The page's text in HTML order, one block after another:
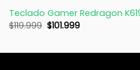
Teclado Gamer Redragon
$119.999 $101.999